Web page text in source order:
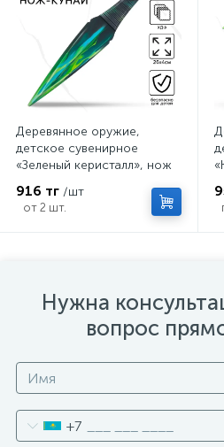
Деревянное оружие,
детское сувенирное
«Зеленый керисталл», нож
916 тг /шт
от 2 шт.
Нужна
вопрос
+7